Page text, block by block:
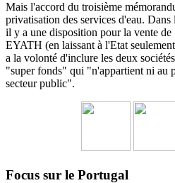
Mais l'accord du troisième
privatisation des services d'eau. Dans
il y a une disposition pour la vente
EYATH (en laissant à l'Etat
a la volonté d'inclure les deux
"super fonds" qui "n'appartient ni au
secteur public".
Focus sur le Portugal